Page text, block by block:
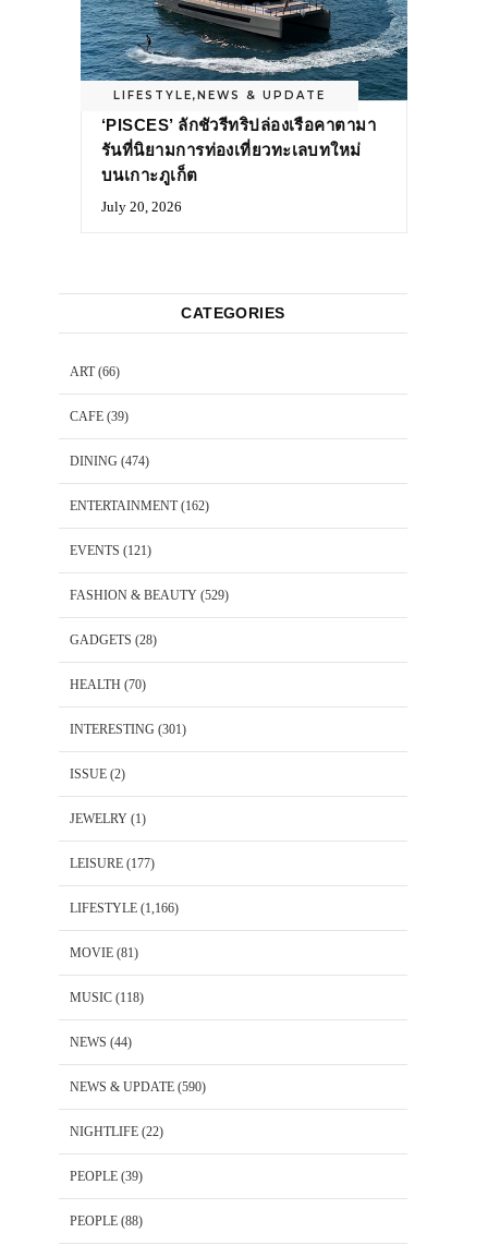
LIFESTYLE, NEWS & UPDATE
‘PISCES’ ลักชัวรีทริปล่องเรือคาตามา
รันที่นิยามการท่องเที่ยวทะเลบทใหม่
บนเกาะภูเก็ต
July 20, 2026
CATEGORIES
ART(66)
CAFE (39)
DINING (474)
ENTERTAINMENT(162)
EVENTS (121)
FASHION & BEAUTY (529)
GADGETS (28)
HEALTH (70)
INTERESTING (301)
ISSUE (2)
JEWELRY (1)
LEISURE (177)
LIFESTYLE (1,166)
MOVIE (81)
MUSIC (118)
NEWS (44)
NEWS & UPDATE (590)
NIGHTLIFE (22)
PEOPLE (39)
PEOPLE (88)